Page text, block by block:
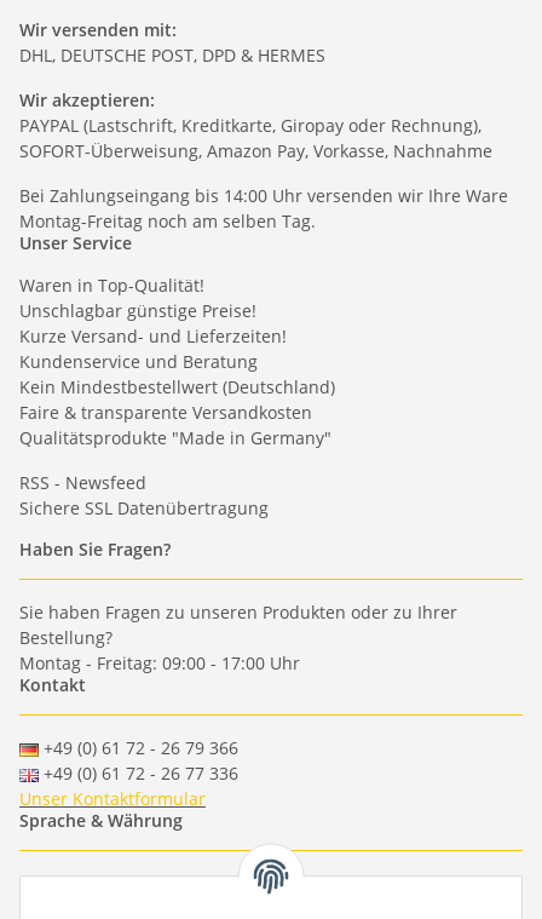
Wir versenden mit:
DHL, DEUTSCHE POST, DPD & HERMES
Wir akzeptieren:
PAYPAL (Lastschrift, Kreditkarte, Giropay oder Rechnung),
SOFORT-Überweisung, Amazon Pay, Vorkasse, Nachnahme
Bei Zahlungseingang bis 14:00 Uhr versenden wir Ihre Ware
Montag-Freitag noch am selben Tag.
Unser Service
Waren in Top-Qualität!
Unschlagbar günstige Preise!
Kurze Versand- und Lieferzeiten!
Kundenservice und Beratung
Kein Mindestbestellwert (Deutschland)
Faire & transparente Versandkosten
Qualitätsprodukte "Made in Germany"
RSS - Newsfeed
Sichere SSL Datenübertragung
Haben Sie Fragen?
Sie haben Fragen zu unseren Produkten oder zu Ihrer
Bestellung?
Montag - Freitag: 09:00 - 17:00 Uhr
Kontakt
+49 (0) 61 72 - 26 79 366
+49 (0) 61 72 - 26 77 336
Unser Kontaktformular
Sprache & Währung
- - -
-